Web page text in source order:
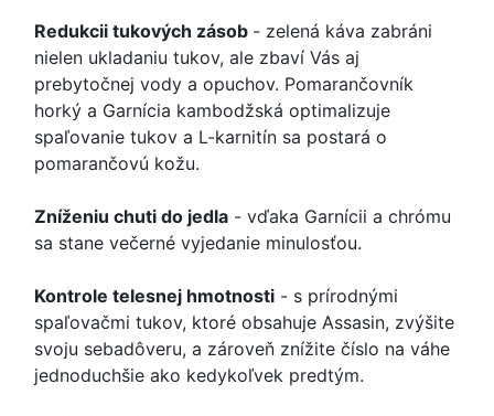
Redukcii tukových zásob - zelená káva zabráni
nielen ukladaniu tukov, ale zbaví Vás aj
prebytočnej vody a opuchov. Pomarančovník
horký a Garnícia kambodžská optimalizuje
spaľovanie tukov a L-karnitín sa postará o
pomarančovú kožu.
Zníženiu chuti do jedla - vďaka Garnícii a chrómu
sa stane večerné vyjedanie minulosťou.
Kontrole telesnej hmotnosti - s prírodnými
spaľovačmi tukov, ktoré obsahuje Assasin, zvýšite
svoju sebadôveru, a zároveň znížite číslo na váhe
jednoduchšie ako kedykoľvek predtým.